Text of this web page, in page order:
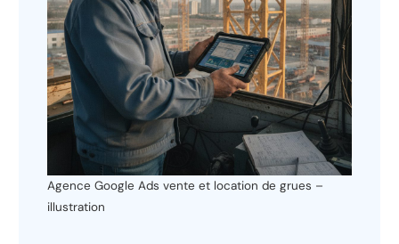
Agence Google Ads vente et location de grues –
illustration